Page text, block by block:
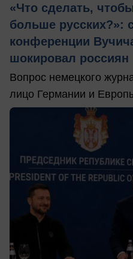
«Что сделать,
больше русских?»:
конференции
шокировал россиян
Вопрос немецкого
лицо Германии и